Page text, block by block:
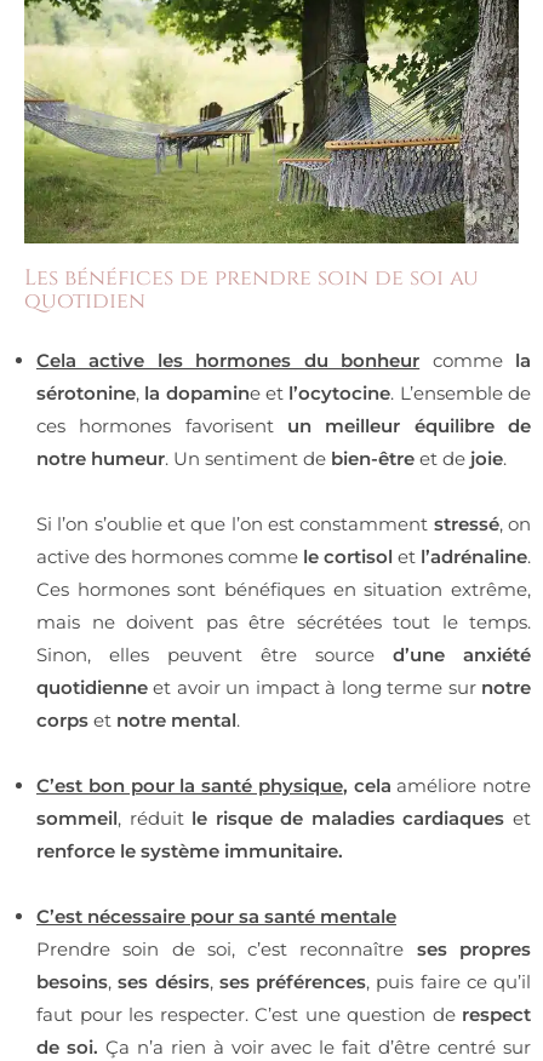
Les bénéfices de prendre soin de soi au
quotidien
Cela active les hormones du bonheur comme la
sérotonine, la dopamine et l’ocytocine. L’ensemble de
ces hormones favorisent un meilleur équilibre de
notre humeur. Un sentiment de bien-être et de joie.
Si l’on s’oublie et que l’on est constamment stressé, on
active des hormones comme le cortisol et l’adrénaline.
Ces hormones sont bénéfiques en situation extrême,
mais ne doivent pas être sécrétées tout le temps.
Sinon, elles peuvent être source d’une anxiété
quotidienne et avoir un impact à long terme sur notre
corps et notre mental.
C’est bon pour la santé physique, cela améliore notre
sommeil, réduit le risque de maladies cardiaques et
renforce le système immunitaire.
C’est nécessaire pour sa santé mentale
Prendre soin de soi, c’est reconnaître ses propres
besoins,ses désirs, ses préférences, puis faire ce qu’il
faut pour les respecter. C’est une question de respect
de soi. Ça n’a rien à voir avec le fait d’être centré sur